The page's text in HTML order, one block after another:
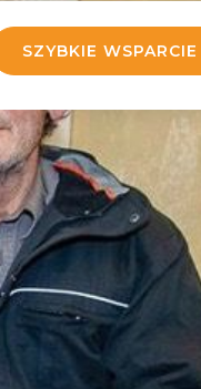
przekazując na
Seniora, wspierając
i emocjonalnie
SZYBKIE WSPARCIE